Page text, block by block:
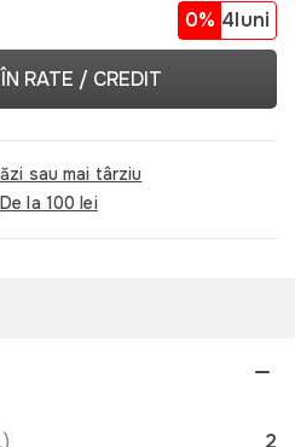
0% 4luni
RATE / CREDIT
sau mai târziu
De la 100 lei
2